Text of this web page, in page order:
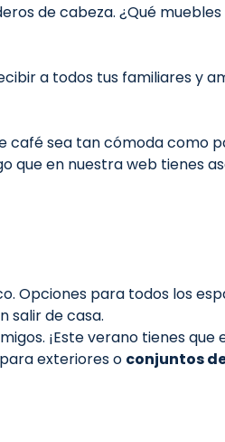
de cabeza. ¿Qué
a todos tus familiares y
café sea tan cómoda como
que en nuestra web tienes
Opciones para todos los
salir de casa.
¡Este verano tienes
para exteriores o conjuntos